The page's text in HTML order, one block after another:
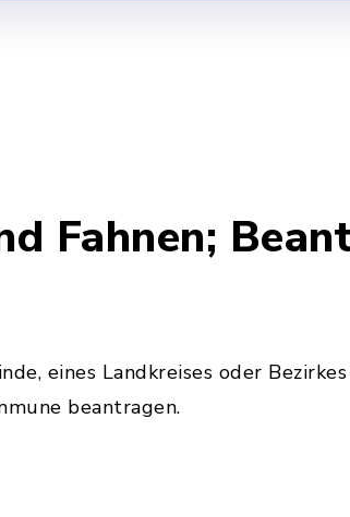
Fahnen;
eines Landkreises oder
beantragen.